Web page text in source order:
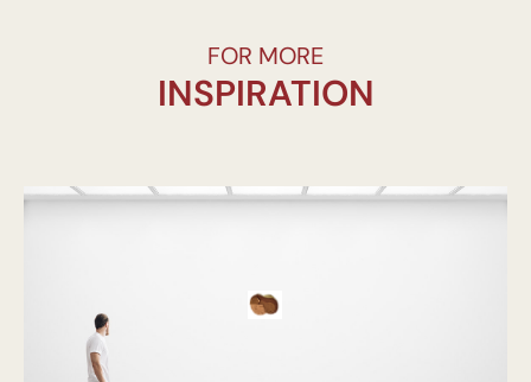
FOR MORE
INSPIRATION